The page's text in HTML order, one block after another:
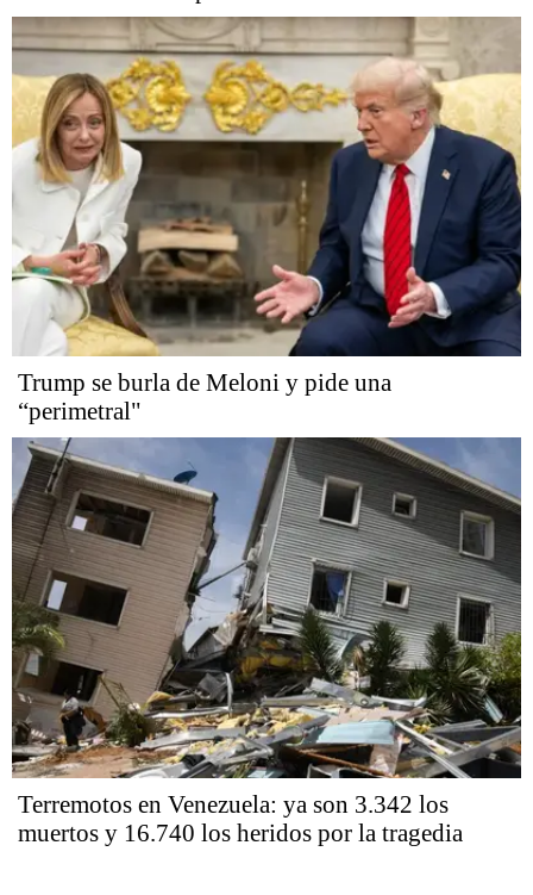
Trump se burla de Meloni y pide una
“perimetral"
Terremotos en Venezuela: ya son 3.342 los
muertos y 16.740 los heridos por la tragedia